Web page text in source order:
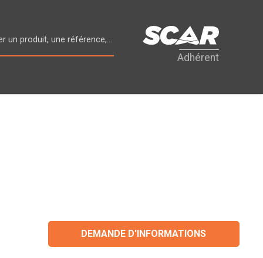
Adhérent
DEMANDE D'INFORMATIONS